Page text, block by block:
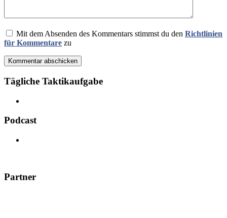
Mit dem Absenden des Kommentars stimmst du den Richtlinien
für Kommentare zu
Kommentar abschicken
Tägliche Taktikaufgabe
Podcast
Partner